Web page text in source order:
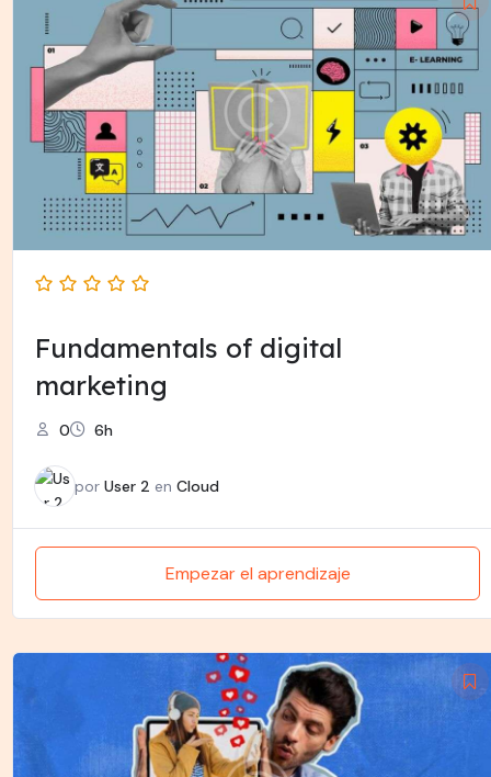
Fundamentals of digital
marketing
0 6h
porUser 2 enCloud
Empezar el aprendizaje